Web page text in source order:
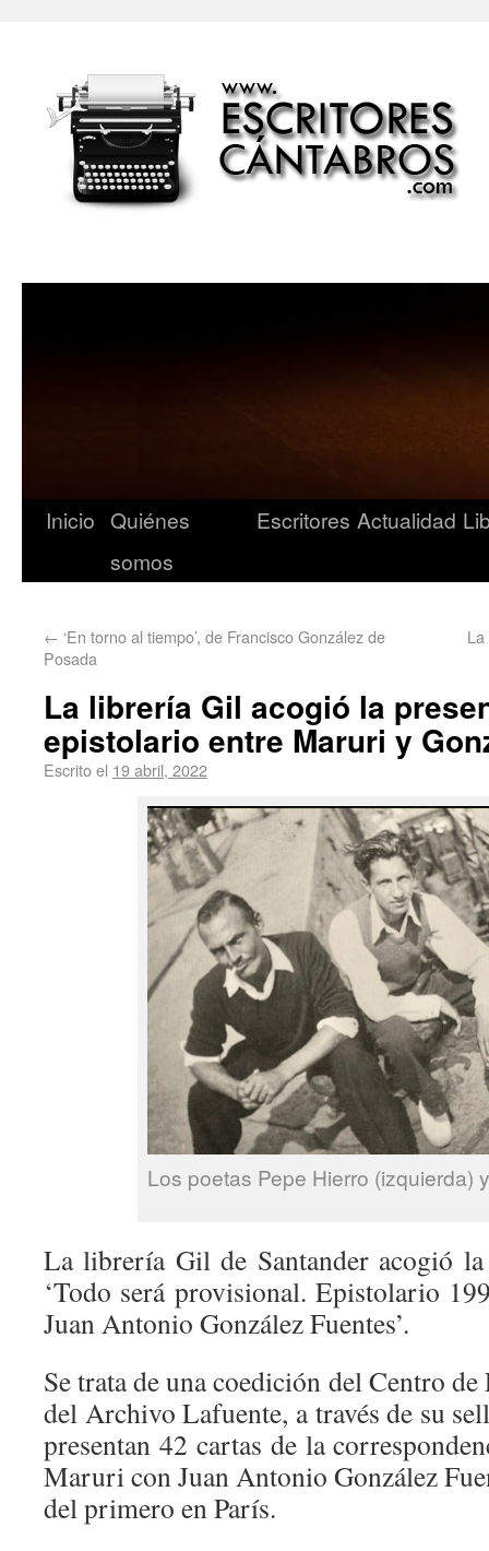
Inicio Quiénes
somos
Escritores Actualidad
← ‘En torno al tiempo’, de Francisco González de
Posada
La librería Gil acogió la
epistolario entre Maruri y
Escrito el 19 abril, 2022
Los poetas Pepe Hierro (izquierda)
La librería Gil de Santander acogió
‘Todo será provisional. Epistolario
Juan Antonio González Fuentes’.
Se trata de una coedición del Centro
del Archivo Lafuente, a través de su
presentan 42 cartas de la
Maruri con Juan Antonio González
del primero en París.